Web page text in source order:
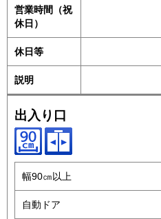
営業時間（祝
休日）
休日等
説明
出入り口
幅90㎝以上
自動ドア